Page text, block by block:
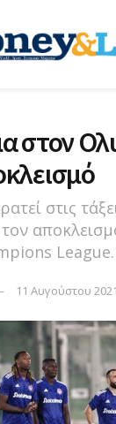
στον
στις
League.
11 Αυγούστου 2021